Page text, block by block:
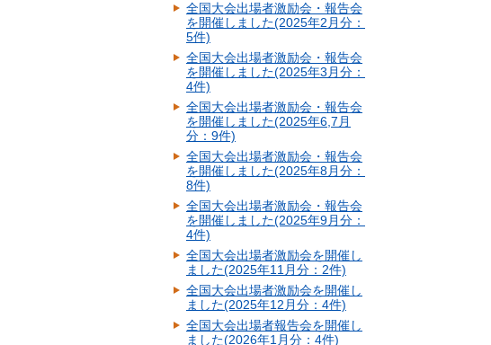
全国大会出場者激励会・報告会
を開催しました(2025年2月分：
5件)
全国大会出場者激励会・報告会
を開催しました(2025年3月分：
4件)
全国大会出場者激励会・報告会
を開催しました(2025年6,7月
分：9件)
全国大会出場者激励会・報告会
を開催しました(2025年8月分：
8件)
全国大会出場者激励会・報告会
を開催しました(2025年9月分：
4件)
全国大会出場者激励会を開催し
ました(2025年11月分：2件)
全国大会出場者激励会を開催し
ました(2025年12月分：4件)
全国大会出場者報告会を開催し
ました(2026年1月分：4件)